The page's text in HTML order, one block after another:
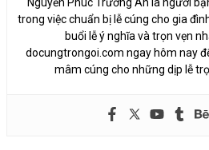
trong việc chuẩn bị lễ cúng cho gia
buổi lễ ý nghĩa và trọn vẹn
docungtrongoi.com ngay hôm nay
mâm cúng cho những dịp lễ